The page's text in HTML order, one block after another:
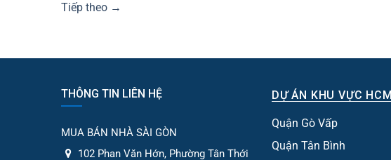
Tiếp theo →
THÔNG TIN LIÊN HỆ
MUA BÁN NHÀ SÀI GÒN
102 Phan Văn Hớn, Phường Tân Thới
DỰ ÁN KHU VỰC HCM
Quận Gò Vấp
Quận Tân Bình